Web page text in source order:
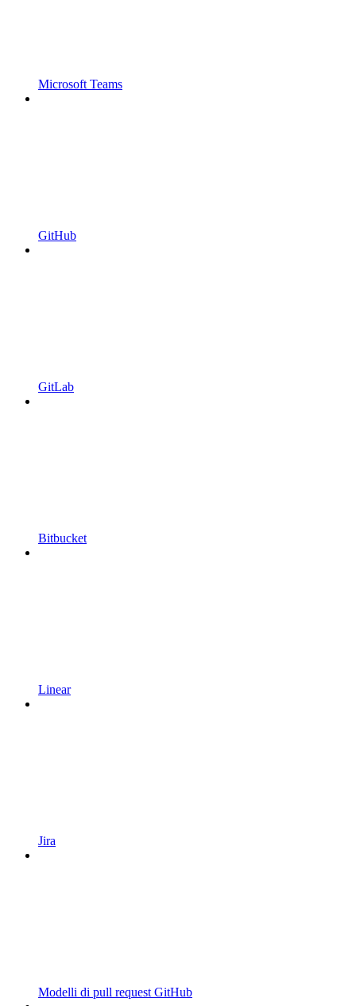
Microsoft Teams
GitHub
GitLab
Bitbucket
Linear
Jira
Modelli di pull request GitHub